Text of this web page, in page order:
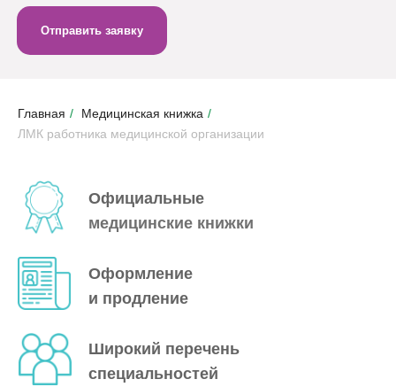
Отправить заявку
Главная / Медицинская книжка /
ЛМК работника медицинской организации
Широкий перечень
специальностей
Официальные
медицинские книжки
Оформление
и продление